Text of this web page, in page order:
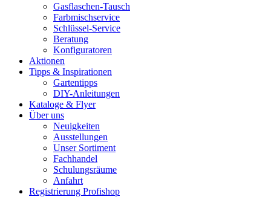
Gasflaschen-Tausch
Farbmischservice
Schlüssel-Service
Beratung
Konfiguratoren
Aktionen
Tipps & Inspirationen
Gartentipps
DIY-Anleitungen
Kataloge & Flyer
Über uns
Neuigkeiten
Ausstellungen
Unser Sortiment
Fachhandel
Schulungsräume
Anfahrt
Registrierung Profishop